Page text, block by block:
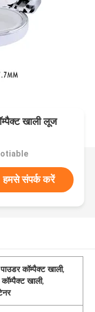
खाली लूज
हमसे संपर्क करें
कॉम्पैक्ट खाली,
खाली,